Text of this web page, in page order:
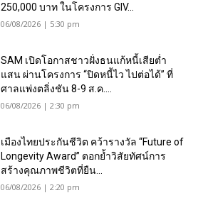
250,000 บาท ในโครงการ GIV...
06/08/2026 | 5:30 pm
SAM เปิดโอกาสชาวฝั่งธนแก้หนี้เสียต่ำ
แสน ผ่านโครงการ “ปิดหนี้ไว ไปต่อได้” ที่
ศาลแพ่งตลิ่งชัน 8-9 ส.ค....
06/08/2026 | 2:30 pm
เมืองไทยประกันชีวิต คว้ารางวัล “Future of
Longevity Award” ตอกย้ำวิสัยทัศน์การ
สร้างคุณภาพชีวิตที่ยืน...
06/08/2026 | 2:20 pm